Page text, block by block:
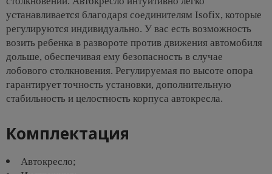
устанавливается благодаря соединителям Isofix, которые
регулируются индивидуально. У вас есть возможность
возить ребенка в развороте против движения автомобиля
дольше, обеспечивая ему безопасность в случае
лобового столкновения. Регулируемая по высоте опора
гарантирует точность установки, дополнительную
стабильность и целостность корпуса автокресла.
Комплектация
Автокресло;